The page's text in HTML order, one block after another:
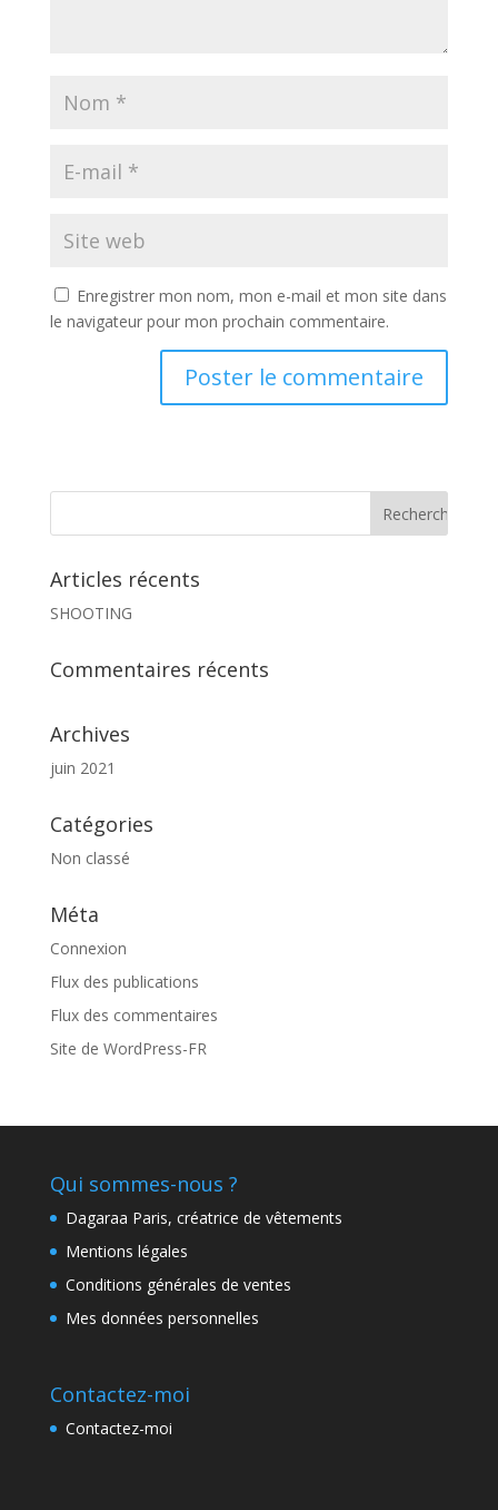
Enregistrer mon nom, mon e-mail et mon site dans
le navigateur pour mon prochain commentaire.
Articles récents
SHOOTING
Commentaires récents
Archives
juin 2021
Catégories
Non classé
Méta
Connexion
Flux des publications
Flux des commentaires
Site de WordPress-FR
Qui sommes-nous ?
Dagaraa Paris, créatrice de vêtements
Mentions légales
Conditions générales de ventes
Mes données personnelles
Contactez-moi
Contactez-moi